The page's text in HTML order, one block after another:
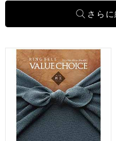
バリューチョイス 新玉(あら